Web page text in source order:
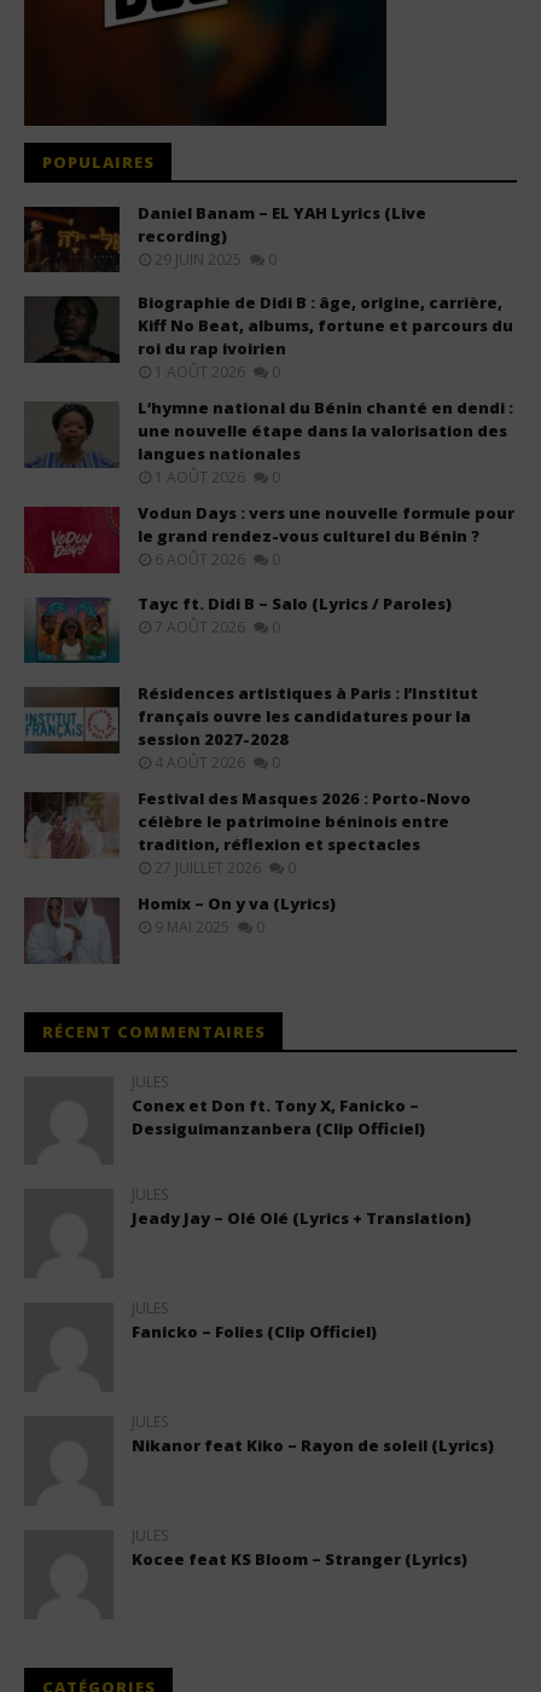
POPULAIRES
Daniel Banam – EL YAH Lyrics (Live
recording)
29 JUIN 2025 0
Biographie de Didi B : âge, origine, carrière,
Kiff No Beat, albums, fortune et parcours du
roi du rap ivoirien
1 AOÛT 2026 0
L’hymne national du Bénin chanté en dendi :
une nouvelle étape dans la valorisation des
langues nationales
1 AOÛT 2026 0
Vodun Days : vers une nouvelle formule pour
le grand rendez-vous culturel du Bénin ?
6 AOÛT 2026 0
Tayc ft. Didi B – Salo (Lyrics / Paroles)
7 AOÛT 2026 0
Résidences artistiques à Paris : l’Institut
français ouvre les candidatures pour la
session 2027-2028
4 AOÛT 2026 0
Festival des Masques 2026 : Porto-Novo
célèbre le patrimoine béninois entre
tradition, réflexion et spectacles
27 JUILLET 2026 0
Homix – On y va (Lyrics)
9 MAI 2025 0
RÉCENT COMMENTAIRES
JULES
Conex et Don ft. Tony X, Fanicko –
Dessiguimanzanbera (Clip Officiel)
JULES
Jeady Jay – Olé Olé (Lyrics + Translation)
JULES
Fanicko – Folies (Clip Officiel)
JULES
Nikanor feat Kiko – Rayon de soleil (Lyrics)
JULES
Kocee feat KS Bloom – Stranger (Lyrics)
CATÉGORIES